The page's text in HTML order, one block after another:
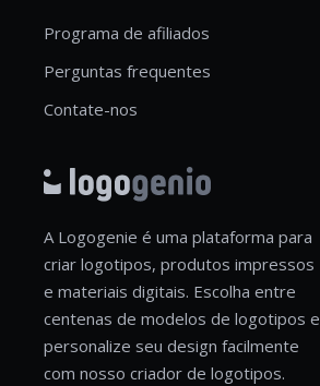
Programa de afiliados
Perguntas frequentes
Contate-nos
A Logogenie é uma plataforma para
criar logotipos, produtos impressos
e materiais digitais. Escolha entre
centenas de modelos de logotipos e
personalize seu design facilmente
com nosso criador de logotipos.